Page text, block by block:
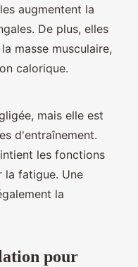
augmentent la
De plus, elles
masse musculaire,
calorique.
mais elle est
d'entraînement.
les fonctions
la fatigue. Une
la
pour